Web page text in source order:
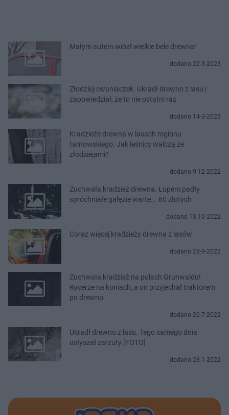
Małym autem wiózł wielkie bele drewna!
dodano 22-3-2023
Złodziej-cwaniaczek. Ukradł drewno z lasu i
zapowiedział, że to nie ostatni raz
dodano 14-3-2023
Kradzieże drewna w lasach regionu
tarnowskiego. Jak leśnicy walczą ze
złodziejami?
dodano 9-12-2022
Zuchwała kradzież drewna. Łupem padły
spróchniałe gałęzie warte... 60 złotych
dodano 13-10-2022
Coraz więcej kradzieży drewna z lasów
dodano 23-9-2022
Zuchwała kradzież na polach Grunwaldu!
Rycerze na koniach, a on przyjechał traktorem
po drewno
dodano 20-7-2022
Ukradł drewno z lasu. Tego samego dnia
usłyszał zarzuty [FOTO]
dodano 28-1-2022